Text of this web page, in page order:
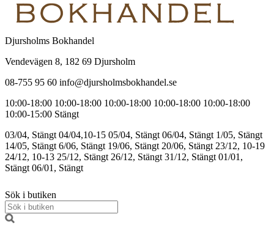
Djursholms Bokhandel
Vendevägen 8, 182 69 Djursholm
08-755 95 60 info@djursholmsbokhandel.se
10:00-18:00 10:00-18:00 10:00-18:00 10:00-18:00 10:00-18:00
10:00-15:00 Stängt
03/04, Stängt 04/04,10-15 05/04, Stängt 06/04, Stängt 1/05, Stängt
14/05, Stängt 6/06, Stängt 19/06, Stängt 20/06, Stängt 23/12, 10-19
24/12, 10-13 25/12, Stängt 26/12, Stängt 31/12, Stängt 01/01,
Stängt 06/01, Stängt
Sök i butiken